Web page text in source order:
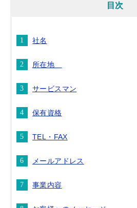
目次
社名
所在地
サービスマン
保有資格
TEL・FAX
メールアドレス
事業内容